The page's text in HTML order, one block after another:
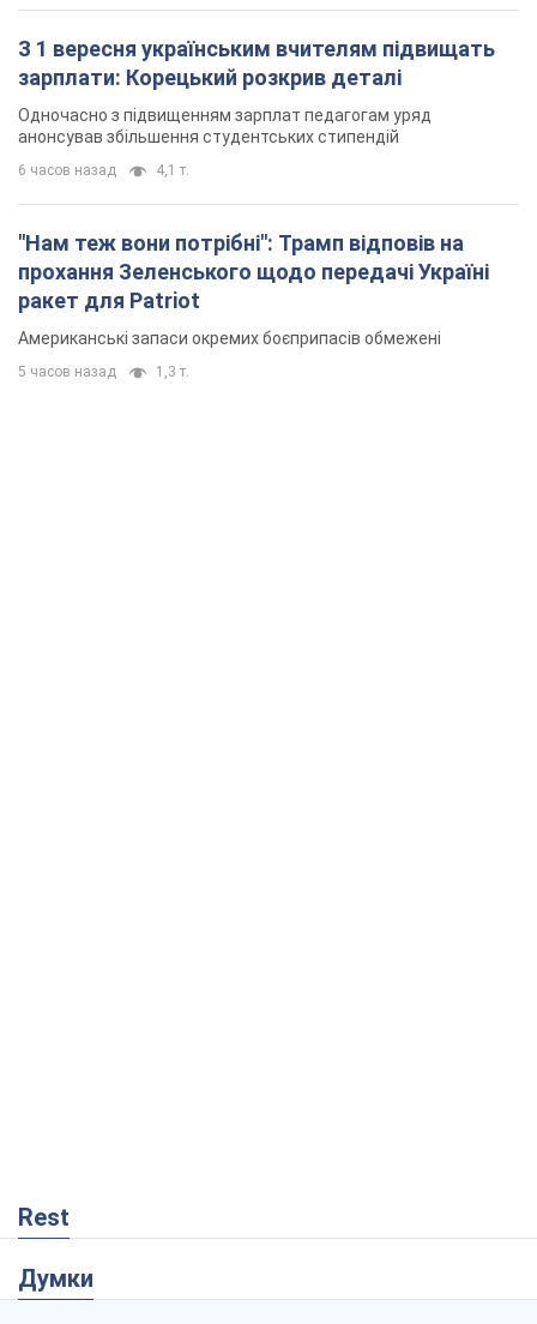
З 1 вересня українським вчителям підвищать
зарплати: Корецький розкрив деталі
Одночасно з підвищенням зарплат педагогам уряд
анонсував збільшення студентських стипендій
6 часов назад 4,1 т.
"Нам теж вони потрібні": Трамп відповів на
прохання Зеленського щодо передачі Україні
ракет для Patriot
Американські запаси окремих боєприпасів обмежені
5 часов назад 1,3 т.
Rest
Думки